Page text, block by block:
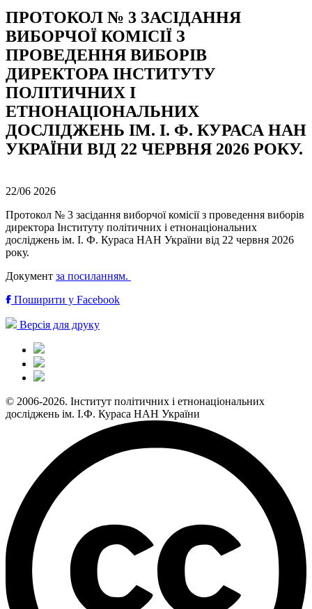
ПРОТОКОЛ № 3 ЗАСІДАННЯ
ВИБОРЧОЇ КОМІСІЇ З
ПРОВЕДЕННЯ ВИБОРІВ
ДИРЕКТОРА ІНСТИТУТУ
ПОЛІТИЧНИХ І
ЕТНОНАЦІОНАЛЬНИХ
ДОСЛІДЖЕНЬ ІМ. І. Ф. КУРАСА НАН
УКРАЇНИ ВІД 22 ЧЕРВНЯ 2026 РОКУ.
22/06 2026
Протокол № 3 засідання виборчої комісії з проведення виборів
директора Інституту політичних і етнонаціональних
досліджень ім. І. Ф. Кураса НАН України від 22 червня 2026
року.
Документ за посиланням.
Поширити у Facebook
Версія для друку
© 2006-2026. Інститут політичних і етнонаціональних
досліджень ім. І.Ф. Кураса НАН України